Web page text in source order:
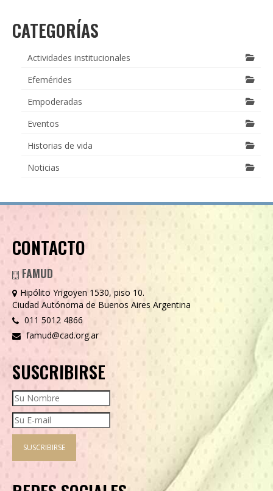
CATEGORÍAS
Actividades institucionales
Efemérides
Empoderadas
Eventos
Historias de vida
Noticias
CONTACTO
FAMUD
Hipólito Yrigoyen 1530, piso 10.
Ciudad Autónoma de Buenos Aires Argentina
011 5012 4866
famud@cad.org.ar
SUSCRIBIRSE